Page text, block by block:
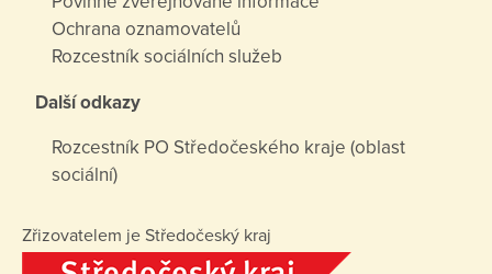
Ochrana oznamovatelů
Rozcestník sociálních služeb
Další odkazy
Rozcestník PO Středočeského kraje (oblast
sociální)
Zřizovatelem je Středočeský kraj